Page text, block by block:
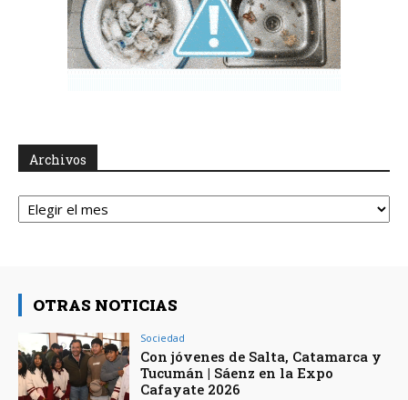
Archivos
Archivos
OTRAS NOTICIAS
Sociedad
Con jóvenes de Salta, Catamarca y
Tucumán | Sáenz en la Expo
Cafayate 2026